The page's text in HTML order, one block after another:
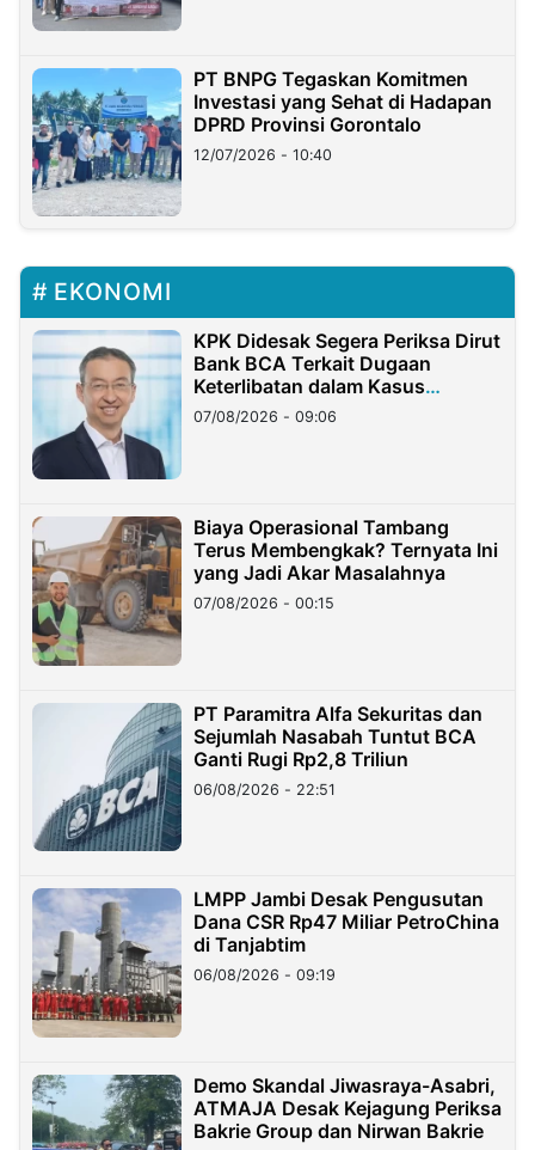
PT BNPG Tegaskan Komitmen
Investasi yang Sehat di Hadapan
DPRD Provinsi Gorontalo
12/07/2026 - 10:40
EKONOMI
KPK Didesak Segera Periksa Dirut
Bank BCA Terkait Dugaan
Keterlibatan dalam Kasus
Hilangnya Dana Nasabah Rp2,58
Miliar
07/08/2026 - 09:06
Biaya Operasional Tambang
Terus Membengkak? Ternyata Ini
yang Jadi Akar Masalahnya
07/08/2026 - 00:15
PT Paramitra Alfa Sekuritas dan
Sejumlah Nasabah Tuntut BCA
Ganti Rugi Rp2,8 Triliun
06/08/2026 - 22:51
LMPP Jambi Desak Pengusutan
Dana CSR Rp47 Miliar PetroChina
di Tanjabtim
06/08/2026 - 09:19
Demo Skandal Jiwasraya-Asabri,
ATMAJA Desak Kejagung Periksa
Bakrie Group dan Nirwan Bakrie